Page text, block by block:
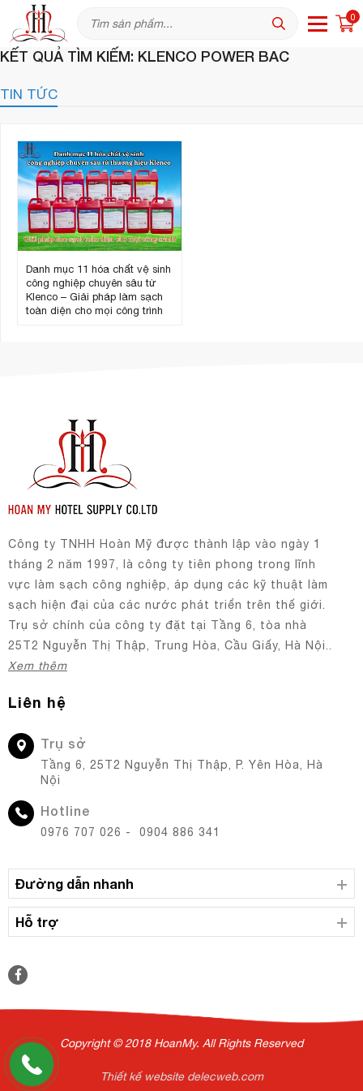
0
KẾT QUẢ TÌM KIẾM: KLENCO POWER BAC
TIN TỨC
Danh mục 11 hóa chất vệ sinh
công nghiệp chuyên sâu từ
Klenco – Giải pháp làm sạch
toàn diện cho mọi công trình
Công ty TNHH Hoàn Mỹ được thành lập vào ngày 1
tháng 2 năm 1997, là công ty tiên phong trong lĩnh
vực làm sạch công nghiệp, áp dụng các kỹ thuật làm
sạch hiện đại của các nước phát triển trên thế giới.
Trụ sở chính của công ty đặt tại Tầng 6, tòa nhà
25T2 Nguyễn Thị Thập, Trung Hòa, Cầu Giấy, Hà Nội..
Xem thêm
Liên hệ
Trụ sở
Tầng 6, 25T2 Nguyễn Thị Thập, P. Yên Hòa, Hà
Nội
Hotline
0976 707 026 - 0904 886 341
Đường dẫn nhanh
Hỗ trợ
Copyright © 2018 HoanMy. All Rights Reserved
Thiết kế website delecweb.com